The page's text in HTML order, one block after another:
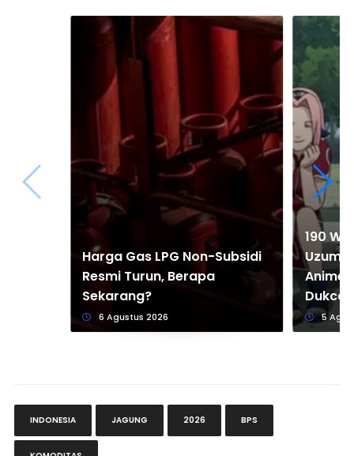
Harga Gas LPG Non-Subsidi
Resmi Turun, Berapa
Sekarang?
6 Agustus 2026
190
Anime
5
INDONESIA JAGUNG 2026 BPS